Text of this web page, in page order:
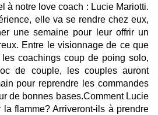
à notre love coach : Lucie Mariotti.
elle va se rendre chez eux,
une semaine pour leur offrir un
Entre le visionnage de ce que
coachings coup de poing solo,
de couple, les couples auront
pour reprendre les commandes
de bonnes bases.Comment Lucie
flamme? Arriveront-ils à prendre